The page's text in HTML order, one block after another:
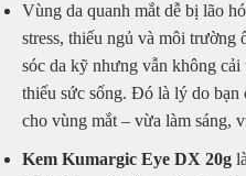
Vùng da quanh mắt dễ bị lão
stress, thiếu ngủ và môi
sóc da kỹ nhưng vẫn không
thiếu sức sống. Đó là lý do bạn
cho vùng mắt – vừa làm sáng,
Kem Kumargic Eye DX 20g